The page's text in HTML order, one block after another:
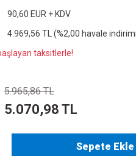
90,60 EUR + KDV
4.969,56 TL (%2,00 havale
taksitlerle!
5.965,86 TL
5.070,98 TL
Sepete Ekle